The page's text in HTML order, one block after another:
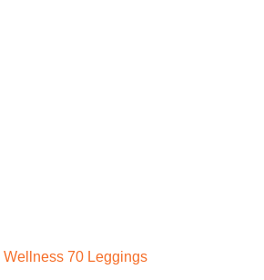
Wellness 70 Leggings